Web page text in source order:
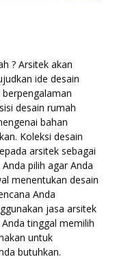
? Arsitek akan
ide desain
desain rumah
bahan
Koleksi desain
arsitek sebagai
pilih agar Anda
menentukan desain
Anda
jasa arsitek
tinggal memilih
untuk
butuhkan.